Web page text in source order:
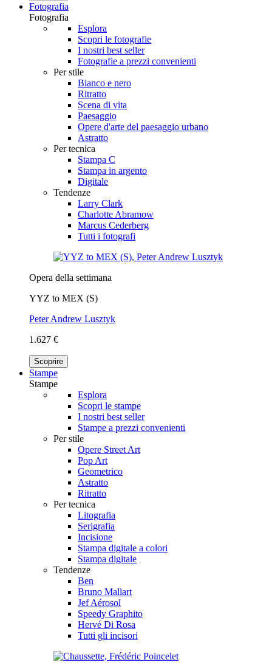
Fotografia
Fotografia
Esplora
Scopri le fotografie
I nostri best seller
Fotografie a prezzi convenienti
Per stile
Bianco e nero
Ritratto
Scena di vita
Paesaggio
Opere d'arte del paesaggio urbano
Astratto
Per tecnica
Stampa C
Stampa in argento
Digitale
Tendenze
Larry Clark
Charlotte Abramow
Marcus Cederberg
Tutti i fotografi
Opera della settimana
YYZ to MEX (S)
Peter Andrew Lusztyk
1.627 €
Scoprire
Stampe
Stampe
Esplora
Scopri le stampe
I nostri best seller
Stampe a prezzi convenienti
Per stile
Opere Street Art
Pop Art
Geometrico
Astratto
Ritratto
Per tecnica
Litografia
Serigrafia
Incisione
Stampa digitale a colori
Stampa digitale
Tendenze
Ben
Bruno Mallart
Jef Aérosol
Speedy Graphito
Hervé Di Rosa
Tutti gli incisori